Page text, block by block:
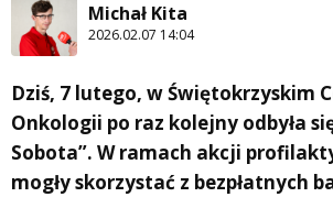
Michał Kita
2026.02.07 14:04
Dziś, 7 lutego, w Świętokrzyskim
Onkologii po raz kolejny odbyła
Sobota”. W ramach akcji
mogły skorzystać z bezpłatnych